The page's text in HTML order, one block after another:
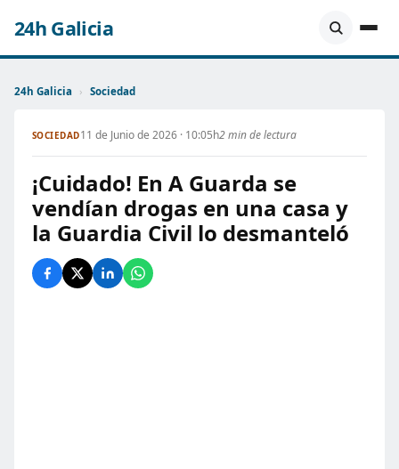
24h Galicia
24h Galicia › Sociedad
SOCIEDAD11 de Junio de 2026 · 10:05h2 min de lectura
¡Cuidado! En A Guarda se
vendían drogas en una casa y
la Guardia Civil lo desmanteló